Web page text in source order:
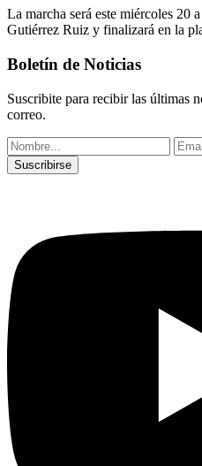
La marcha será este miércoles 20
Gutiérrez Ruiz y finalizará en la
Boletín de Noticias
Suscribite para recibir las últimas
correo.
Suscribirse